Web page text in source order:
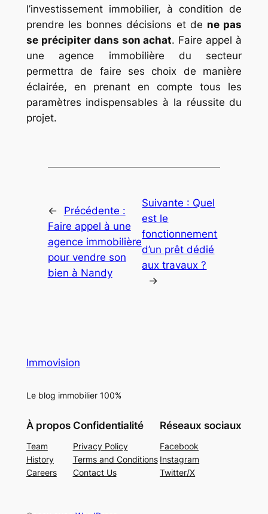
l’investissement immobilier, à condition de
prendre les bonnes décisions et de ne pas
se précipiter dans son achat. Faire appel à
une agence immobilière du secteur
permettra de faire ses choix de manière
éclairée, en prenant en compte tous les
paramètres indispensables à la réussite du
projet.
←
Précédente :
Faire appel à une
agence immobilière
pour vendre son
bien à Nandy
Suivante : Quel
est le
fonctionnement
d’un prêt dédié
aux travaux ?
→
Immovision
Le blog immobilier 100%
À propos
Team
History
Careers
Confidentialité
Privacy Policy
Terms and Conditions
Contact Us
Réseaux sociaux
Facebook
Instagram
Twitter/X